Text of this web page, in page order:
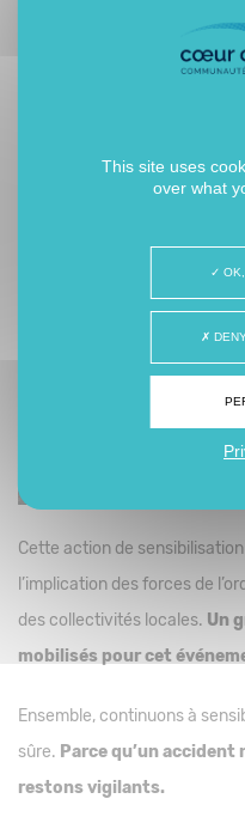
Un
Cette action de
l’implication des forces de
des collectivités locales. Un
mobilisés pour cet
Ensemble, continuons à
sûre. Parce qu’un accident
restons vigilants.
This site uses
over what